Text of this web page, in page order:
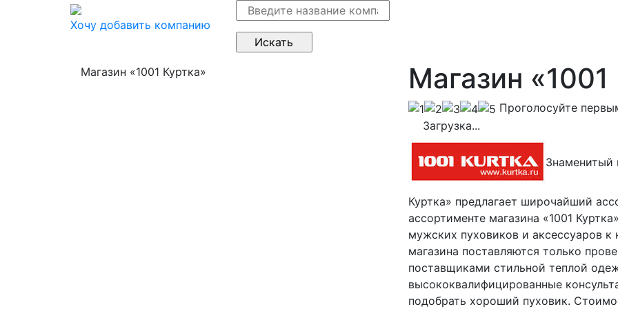
Хочу добавить компанию
Магазин «1001 Куртка» Магазин
Проголосуйте
Загрузка...
Знаменитый
Куртка» предлагает широчайший
ассортименте магазина «1001
мужских пуховиков и аксессуаров к
магазина поставляются только
поставщиками стильной теплой
высококвалифицированные
подобрать хороший пуховик.